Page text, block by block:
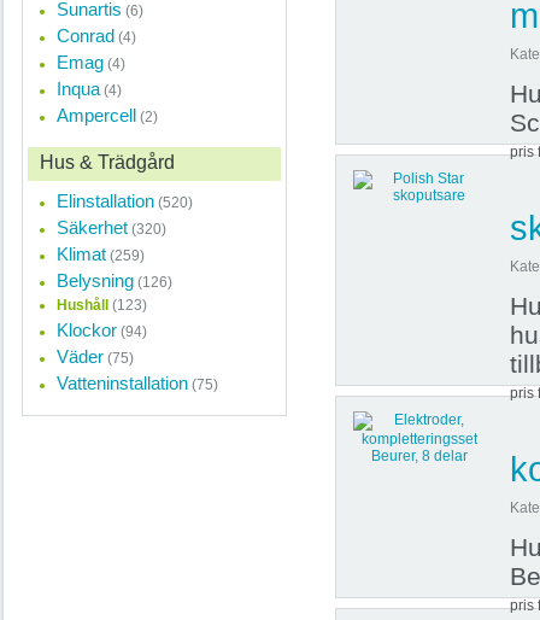
pris
pris
pris
Sunartis (6)
Conrad (4)
Emag (4)
Inqua (4)
Ampercell (2)
Hus & Trädgård
Elinstallation (520)
Säkerhet (320)
Klimat (259)
Belysning (126)
Hushåll
(123)
Klockor (94)
Väder (75)
Vatteninstallation (75)